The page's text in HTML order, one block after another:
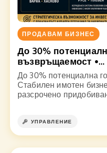
ПРОДАВАМ БИЗНЕС
До 30%
възвръщаемост •...
До 30% потенциална
Стабилен имотен
разсрочено
УПРАВЛЕНИЕ